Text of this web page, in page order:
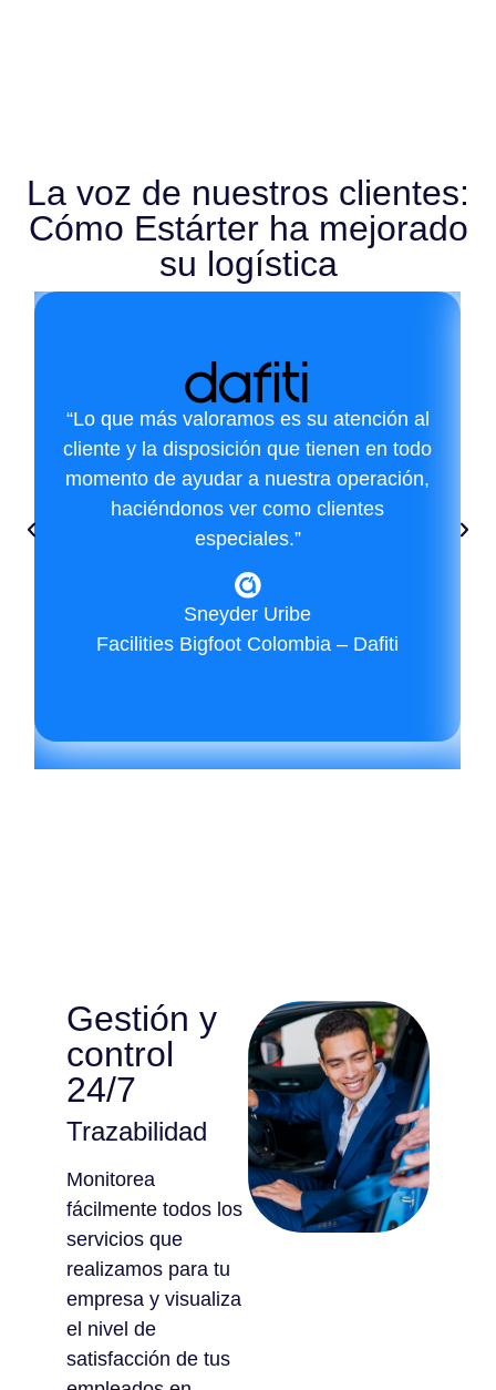
La voz de nuestros clientes:
Cómo Estárter ha mejorado
su logística
“Lo que más valoramos es su atención al
cliente y la disposición que tienen en todo
momento de ayudar a nuestra operación,
haciéndonos ver como clientes
especiales.”
Sneyder Uribe
Facilities Bigfoot Colombia – Dafiti
Gestión y
control
24/7
Trazabilidad
Monitorea
fácilmente todos los
servicios que
realizamos para tu
empresa y visualiza
el nivel de
satisfacción de tus